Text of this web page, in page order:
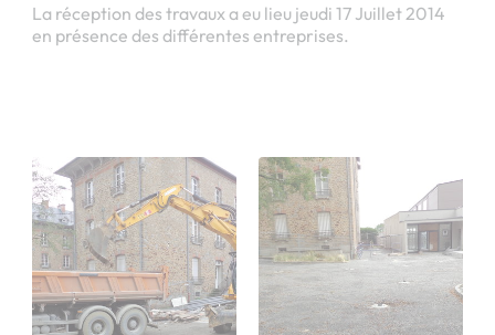
La réception des travaux a eu lieu jeudi 17 Juillet 2014
en présence des différentes entreprises.